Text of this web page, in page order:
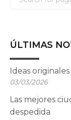
ÚLTIMAS
Ideas
03/03/2026
Las mejores
despedida